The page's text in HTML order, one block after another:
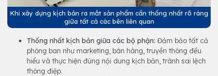
Khi xây dựng kịch bản ra mắt sản phẩm cần thống nhất rõ ràng
giữa tất cả các bên liên quan
Thống nhất kịch bản giữa các bộ phận: Đảm bảo tất cả
phòng ban như marketing, bán hàng, truyền thông đều
hiểu và thực hiện đúng nội dung kịch bản, tránh sai lệch
thông điệp.